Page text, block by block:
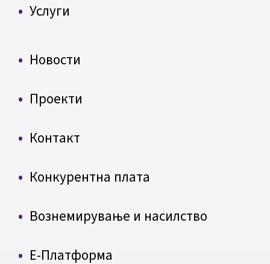
Услуги
Новости
Проекти
Контакт
Конкурентна плата
Вознемирување и насилство
Е-Платформа